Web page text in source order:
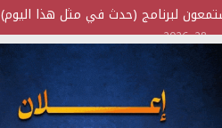
لبرنامج (حدث في مثل هذا اليوم)
2026
(نحن لا نهزم) بث مباشر